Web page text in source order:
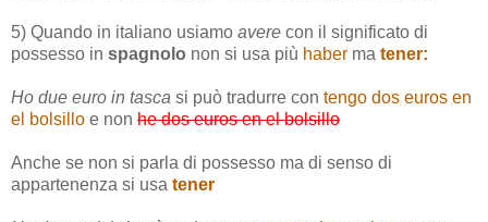
5) Quando in italiano usiamo avere con il significato di
possesso in spagnolo non si usa più haber ma tener:
Ho due euro in tasca si può tradurre con tengo dos euros en
el bolsillo e non he dos euros en el bolsillo
Anche se non si parla di possesso ma di senso di
appartenenza si usa tener